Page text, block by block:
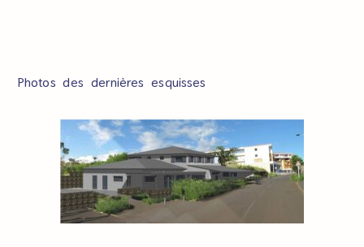
Photos des dernières esquisses